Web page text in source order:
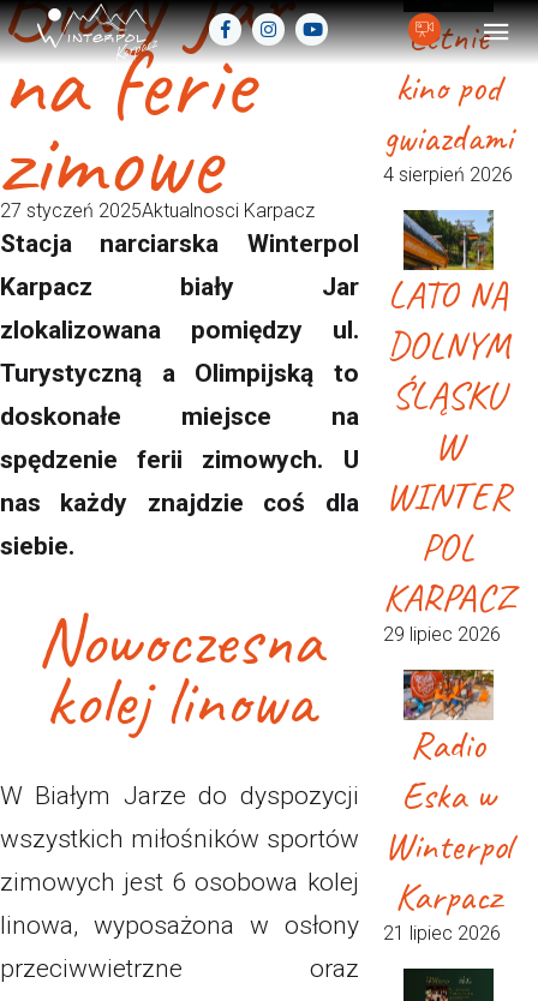
na ferie
zimowe
27 styczeń 2025Aktualnosci Karpacz
Stacja narciarska Winterpol
Karpacz biały Jar
zlokalizowana pomiędzy ul.
Turystyczną a Olimpijską to
doskonałe miejsce na
spędzenie ferii zimowych. U
nas każdy znajdzie coś dla
siebie.
Nowoczesna
kolej linowa
W Białym Jarze do dyspozycji
wszystkich miłośników sportów
zimowych jest 6 osobowa kolej
linowa, wyposażona w osłony
przeciwwietrzne oraz
Letnie
kino pod
gwiazdami
4 sierpień 2026
LATO NA
DOLNYM
ŚLĄSKU
W
WINTER
POL
KARPACZ
29 lipiec 2026
Radio
Eska w
Winterpol
Karpacz
21 lipiec 2026